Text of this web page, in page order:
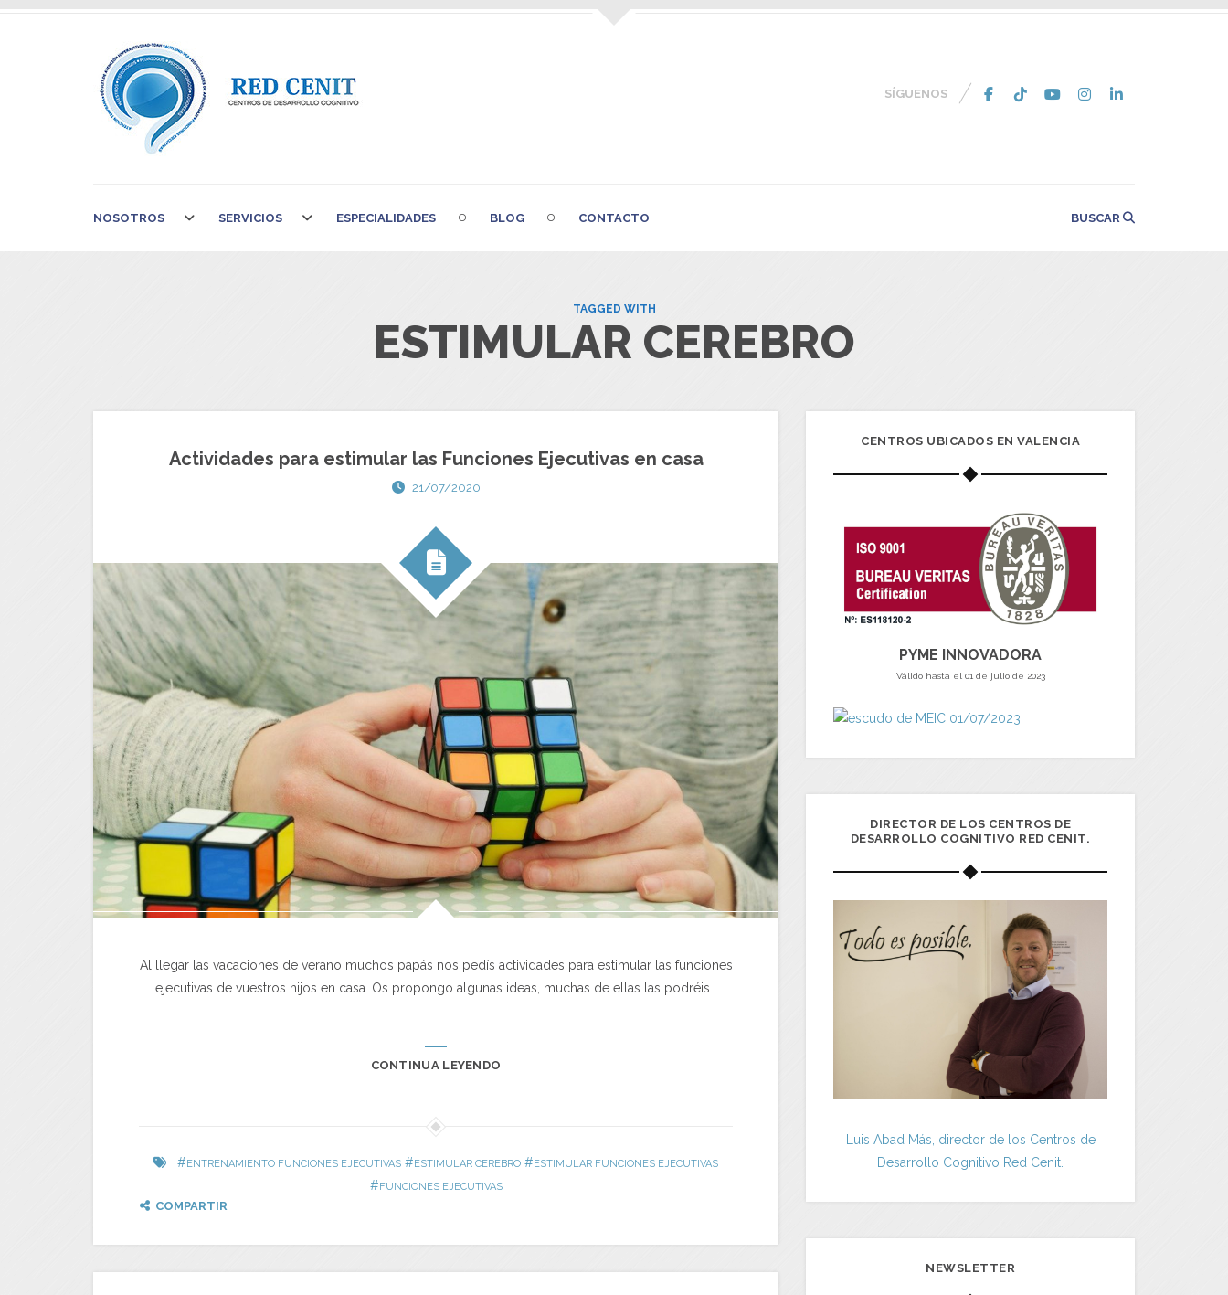
SÍGUENOS
NOSOTROS SERVICIOS ESPECIALIDADES BLOG CONTACTO BUSCAR
TAGGED WITH
ESTIMULAR CEREBRO
Actividades para estimular las Funciones Ejecutivas en casa
21/07/2020
Al llegar las vacaciones de verano muchos papás nos pedís actividades para estimular las funciones
ejecutivas de vuestros hijos en casa. Os propongo algunas ideas, muchas de ellas las podréis…
CONTINUA LEYENDO
# ENTRENAMIENTO FUNCIONES EJECUTIVAS # ESTIMULAR CEREBRO # ESTIMULAR FUNCIONES EJECUTIVAS
# FUNCIONES EJECUTIVAS
COMPARTIR
CENTROS UBICADOS EN VALENCIA
PYME INNOVADORA
Válido hasta el 01 de julio de 2023
DIRECTOR DE LOS CENTROS DE
DESARROLLO COGNITIVO RED CENIT.
Luis Abad Más, director de los Centros de
Desarrollo Cognitivo Red Cenit.
NEWSLETTER